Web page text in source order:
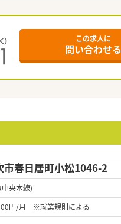
この求人に
問い合わせる
市春日居町小松1046-2
央本線)
円/月 ※就業規則による